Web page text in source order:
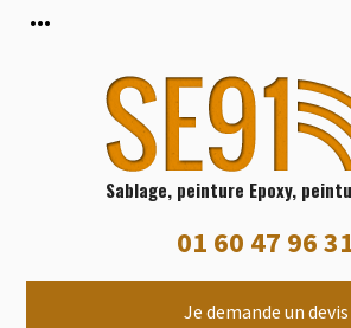
more_horiz
Sablage, peinture Epoxy,
01 60 47 96
Je demande un devis